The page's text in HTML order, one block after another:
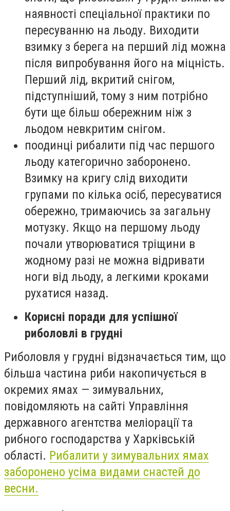
наявності спеціальної практики по
пересуванню на льоду. Виходити
взимку з берега на перший лід можна
після випробування його на міцність.
Перший лід, вкритий снігом,
підступніший, тому з ним потрібно
бути ще більш обережним ніж з
льодом невкритим снігом.
поодинці рибалити під час першого
льоду категорично заборонено.
Взимку на кригу слід виходити
групами по кілька осіб, пересуватися
обережно, тримаючись за загальну
мотузку. Якщо на першому льоду
почали утворюватися тріщини в
жодному разі не можна відривати
ноги від льоду, а легкими кроками
рухатися назад.
Корисні поради для успішної
риболовлі в грудні
Риболовля у грудні відзначається тим, що
більша частина риби накопичується в
окремих ямах — зимувальних,
повідомляють на сайті Управління
державного агентства меліорації та
рибного господарства у Харківській
області. Рибалити у зимувальних ямах
заборонено усіма видами снастей до
весни.